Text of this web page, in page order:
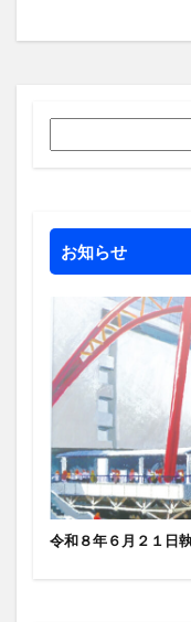
お知らせ
令和８年６月２１日